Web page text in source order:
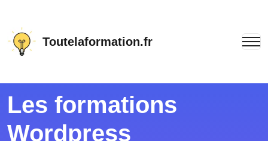
Toutelaformation.fr
Les formations
Wordpress